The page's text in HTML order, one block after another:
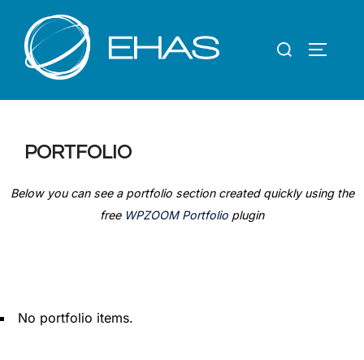
contenido
Buscar:
PORTFOLIO
Below you can see a portfolio section created quickly using the
free WPZOOM Portfolio plugin
No portfolio items.